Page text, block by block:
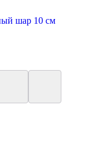
шар 10 см